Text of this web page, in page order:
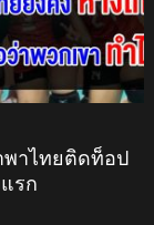
พาไทยติดท็อป
รก